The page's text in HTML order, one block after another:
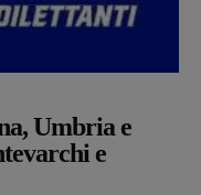
Umbria e
e